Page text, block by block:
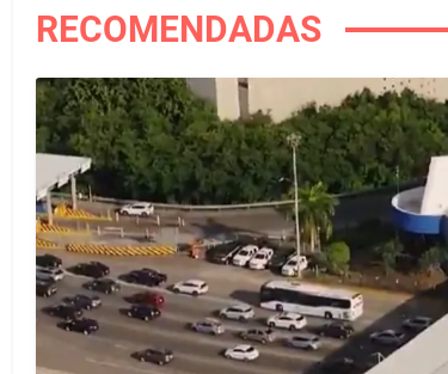
RECOMENDADAS